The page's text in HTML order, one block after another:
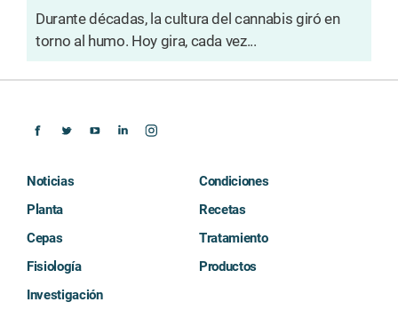
Durante décadas, la cultura del cannabis giró en
torno al humo. Hoy gira, cada vez...
Noticias
Planta
Cepas
Condiciones
Recetas
Tratamiento
Fisiología
Productos
Investigación